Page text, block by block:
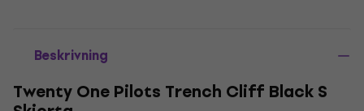
Beskrivning
Twenty One Pilots Trench Cliff Black S